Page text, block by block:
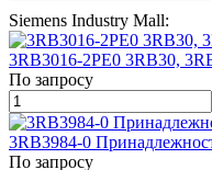
Siemens Industry Mall:
3RB3016-2PE0 3RB30,
По запросу
3RB3984-0
По запросу